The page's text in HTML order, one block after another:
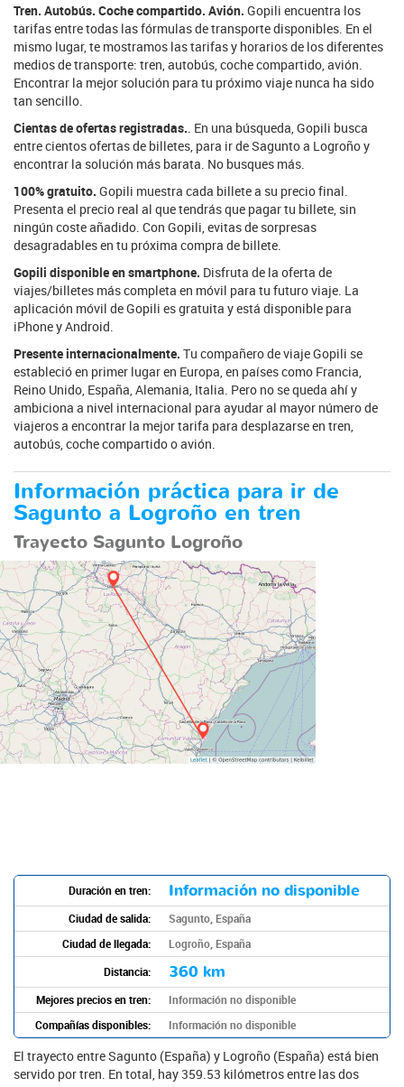
Tren. Autobús. Coche compartido. Avión. Gopili encuentra los
tarifas entre todas las fórmulas de transporte disponibles. En el
mismo lugar, te mostramos las tarifas y horarios de los diferentes
medios de transporte: tren, autobús, coche compartido, avión.
Encontrar la mejor solución para tu próximo viaje nunca ha sido
tan sencillo.
Cientas de ofertas registradas. . En una búsqueda, Gopili busca
entre cientos ofertas de billetes, para ir de Sagunto a Logroño y
encontrar la solución más barata. No busques más.
100% gratuito. Gopili muestra cada billete a su precio final.
Presenta el precio real al que tendrás que pagar tu billete, sin
ningún coste añadido. Con Gopili, evitas de sorpresas
desagradables en tu próxima compra de billete.
Gopili disponible en smartphone. Disfruta de la oferta de
viajes/billetes más completa en móvil para tu futuro viaje. La
aplicación móvil de Gopili es gratuita y está disponible para
iPhone y Android.
Presente internacionalmente. Tu compañero de viaje Gopili se
estableció en primer lugar en Europa, en países como Francia,
Reino Unido, España, Alemania, Italia. Pero no se queda ahí y
ambiciona a nivel internacional para ayudar al mayor número de
viajeros a encontrar la mejor tarifa para desplazarse en tren,
autobús, coche compartido o avión.
Información práctica para ir de
Sagunto a Logroño en tren
Trayecto Sagunto Logroño
Duración en tren: Información no disponible
Ciudad de salida:
Sagunto, España
Ciudad de llegada:
Logroño, España
Distancia:
360 km
Mejores precios en tren:
Información no disponible
Compañías disponibles:
Información no disponible
El trayecto entre Sagunto (España) y Logroño (España) está bien
servido por tren. En total, hay 359.53 kilómetros entre las dos